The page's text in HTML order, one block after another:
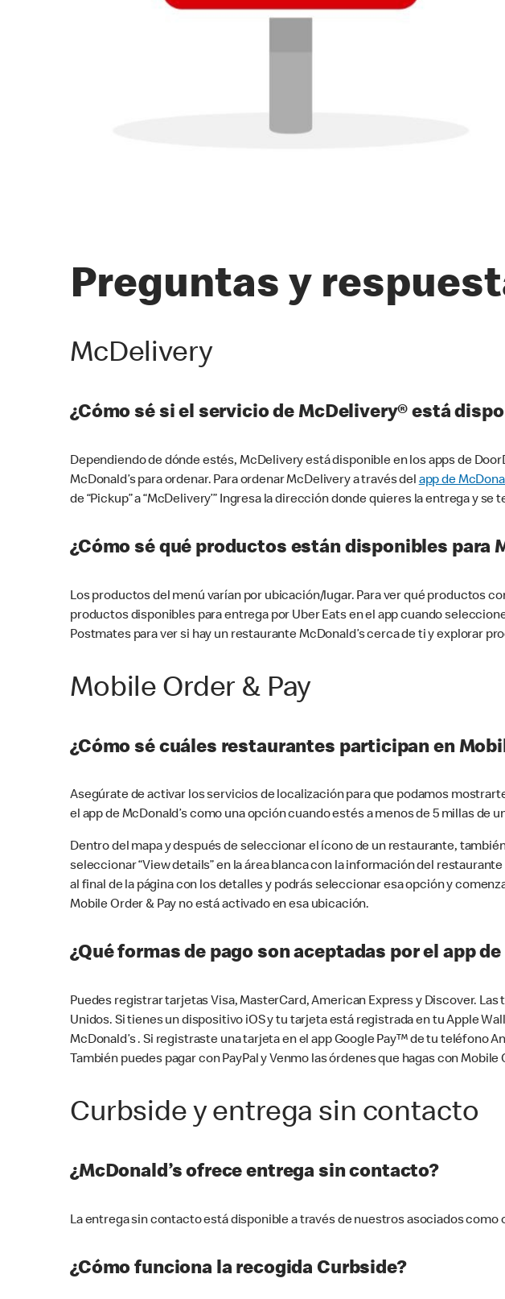
Preguntas y
McDelivery
¿Cómo sé si el servicio de McDelivery® está
Dependiendo de dónde estés, McDelivery está disponible en los apps de
McDonald’s para ordenar. Para ordenar McDelivery a través del app de
de “Pickup” a “McDelivery’” Ingresa la dirección donde quieres la entrega y se
¿Cómo sé qué productos están disponibles para
Los productos del menú varían por ubicación/lugar. Para ver qué productos
productos disponibles para entrega por Uber Eats en el app cuando
Postmates para ver si hay un restaurante McDonald’s cerca de ti y explorar
Mobile Order & Pay
¿Cómo sé cuáles restaurantes participan en
Asegúrate de activar los servicios de localización para que podamos
el app de McDonald’s como una opción cuando estés a menos de 5 millas de
Dentro del mapa y después de seleccionar el ícono de un restaurante,
seleccionar “View details” en la área blanca con la información del
al final de la página con los detalles y podrás seleccionar esa opción y
Mobile Order & Pay no está activado en esa ubicación.
¿Qué formas de pago son aceptadas por el app de
Puedes registrar tarjetas Visa, MasterCard, American Express y Discover.
Unidos. Si tienes un dispositivo iOS y tu tarjeta está registrada en tu Apple
McDonald’s . Si registraste una tarjeta en el app Google Pay™ de tu teléfono
También puedes pagar con PayPal y Venmo las órdenes que hagas con Mobile
Curbside y entrega sin contacto
¿McDonald’s ofrece entrega sin contacto?
La entrega sin contacto está disponible a través de nuestros asociados
¿Cómo funciona la recogida Curbside?